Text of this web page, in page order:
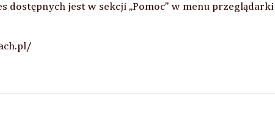
dostępnych jest w sekcji „Pomoc” w menu przeglądarki